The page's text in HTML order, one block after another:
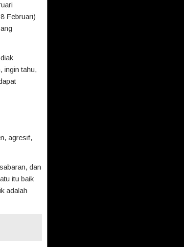
Februari)
ingin tahu,
agresif,
dan
itu baik
adalah